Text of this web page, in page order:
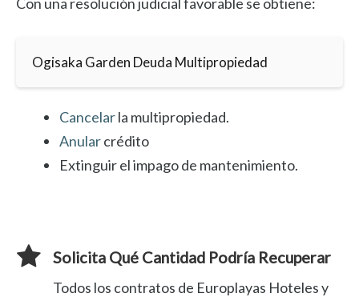
Ogisaka Garden Deuda Multipropiedad
Cancelarla multipropiedad.
Anularcrédito
Extinguir el impago de mantenimiento.
Solicita Qué Cantidad Podría Recuperar
Todos los contratos de Europlayas Hoteles y